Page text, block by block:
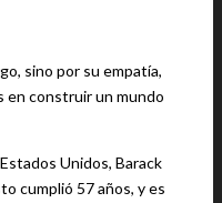
sino por su empatía,
en construir un mundo
Unidos, Barack
cumplió 57 años, y es